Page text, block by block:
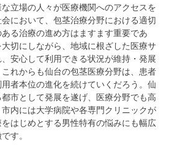
立場の人々が医療機関へのアクセスを
において、包茎治療分野における適切
る治療の進め方はますます重要であ
切にしながら、地域に根ざした医療サ
安心して利用できる状況が維持・発展
れからも仙台の包茎医療分野は、患者
者本位の進化を続けていくだろう。仙
市として発展を遂げ、医療分野でも高
内には大学病院や各専門クリニックが
はじめとする男性特有の悩みにも幅広
す。